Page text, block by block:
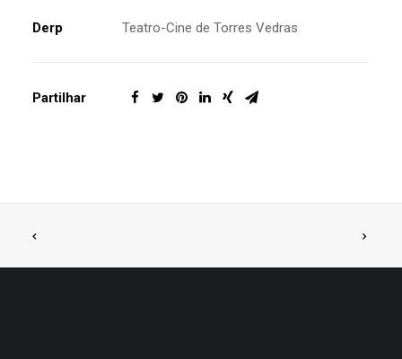
Derp Teatro-Cine de Torres Vedras
Partilhar